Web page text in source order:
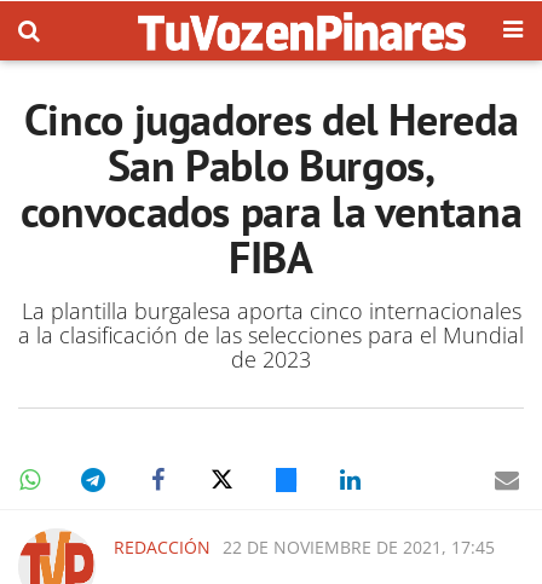
Cinco jugadores del Hereda
San Pablo Burgos,
convocados para la ventana
FIBA
La plantilla burgalesa aporta cinco internacionales
a la clasificación de las selecciones para el Mundial
de 2023
REDACCIÓN 22 DE NOVIEMBRE DE 2021, 17:45